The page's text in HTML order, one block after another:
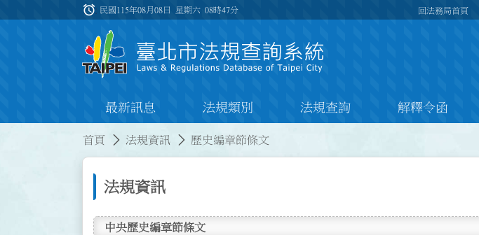
:::
alarm 民國115年08月08日 星期六08時47分 回法務局首頁
最新訊息 法規類別 法規查詢 解釋令函
首頁 法規資訊 歷史編章節條文
法規資訊
中央歷史編章節條文